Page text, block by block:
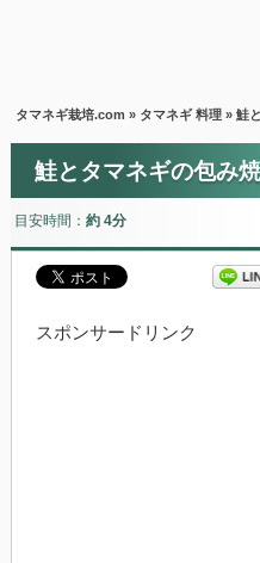
タマネギ栽培.com » タマネギ 料理 » 鮭
鮭とタマネギの包み
目安時間： 約 4分
スポンサードリンク